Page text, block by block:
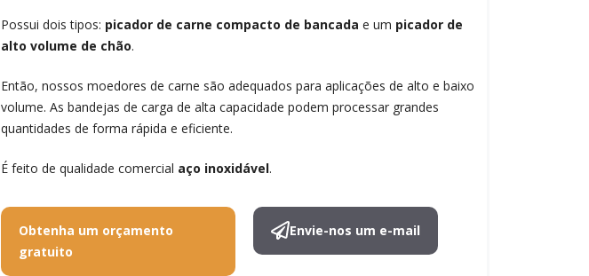
Possui dois tipos: picador de carne compacto de bancada e um picador de
alto volume de chão.
Então, nossos moedores de carne são adequados para aplicações de alto e baixo
volume. As bandejas de carga de alta capacidade podem processar grandes
quantidades de forma rápida e eficiente.
É feito de qualidade comercial aço inoxidável.
Obtenha um orçamento
gratuito
Envie-nos um e-mail